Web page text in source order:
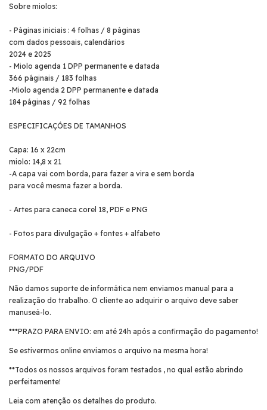
Sobre miolos:
- Páginas iniciais : 4 folhas / 8 páginas
com dados pessoais, calendários
2024 e 2025
- Miolo agenda 1 DPP permanente e datada
366 páginais / 183 folhas
-Miolo agenda 2 DPP permanente e datada
184 páginas / 92 folhas
ESPECIFICAÇÓES DE TAMANHOS
Capa: 16 x 22cm
miolo: 14,8 x 21
-A capa vai com borda, para fazer a vira e sem borda
para você mesma fazer a borda.
- Artes para caneca corel 18, PDF e PNG
- Fotos para divulgação + fontes + alfabeto
FORMATO DO ARQUIVO
PNG/PDF
Não damos suporte de informática nem enviamos manual para a
realização do trabalho. O cliente ao adquirir o arquivo deve saber
manuseá-lo.
***PRAZO PARA ENVIO: em até 24h após a confirmação do pagamento!
Se estivermos online enviamos o arquivo na mesma hora!
**Todos os nossos arquivos foram testados , no qual estão abrindo
perfeitamente!
Leia com atenção os detalhes do produto.